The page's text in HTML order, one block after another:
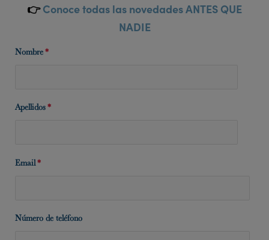
👉Conoce todas las novedadesANTES QUE
NADIE
Nombre*
Apellidos*
Email*
Número de teléfono